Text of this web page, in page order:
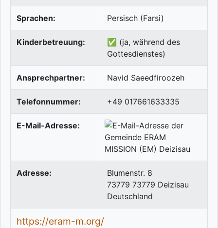
Sprachen: Persisch (Farsi)
Kinderbetreuung:
✅ (ja, während des
Gottesdienstes)
Ansprechpartner: Navid Saeedfiroozeh
Telefonnummer: +49 017661633335
E-Mail-Adresse:
Adresse:
Blumenstr. 8
73779 73779 Deizisau
Deutschland
https://eram-m.org/